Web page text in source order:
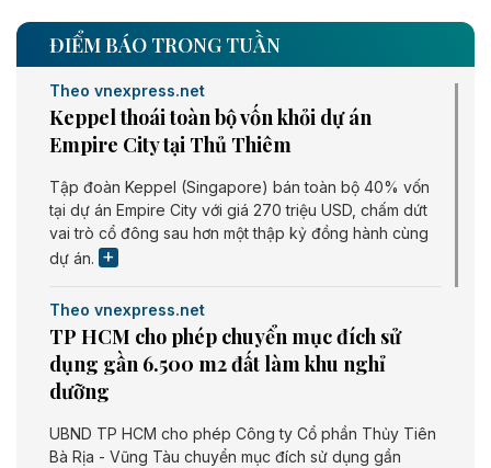
ĐIỂM BÁO TRONG TUẦN
Theo vnexpress.net
Keppel thoái toàn bộ vốn khỏi dự án
Empire City tại Thủ Thiêm
Tập đoàn Keppel (Singapore) bán toàn bộ 40% vốn
tại dự án Empire City với giá 270 triệu USD, chấm dứt
vai trò cổ đông sau hơn một thập kỷ đồng hành cùng
dự án.
Theo vnexpress.net
TP HCM cho phép chuyển mục đích sử
dụng gần 6.500 m2 đất làm khu nghỉ
dưỡng
UBND TP HCM cho phép Công ty Cổ phần Thủy Tiên
Bà Rịa - Vũng Tàu chuyển mục đích sử dụng gần